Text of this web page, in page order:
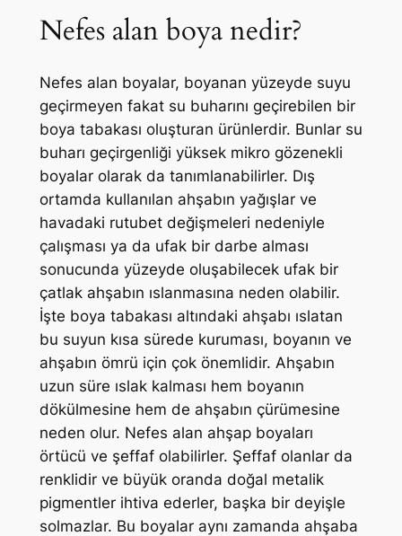
Nefes alan boya nedir?
Nefes alan boyalar, boyanan yüzeyde suyu
geçirmeyen fakat su buharını geçirebilen bir
boya tabakası oluşturan ürünlerdir. Bunlar su
buharı geçirgenliği yüksek mikro gözenekli
boyalar olarak da tanımlanabilirler. Dış
ortamda kullanılan ahşabın yağışlar ve
havadaki rutubet değişmeleri nedeniyle
çalışması ya da ufak bir darbe alması
sonucunda yüzeyde oluşabilecek ufak bir
çatlak ahşabın ıslanmasına neden olabilir.
İşte boya tabakası altındaki ahşabı ıslatan
bu suyun kısa sürede kuruması, boyanın ve
ahşabın ömrü için çok önemlidir. Ahşabın
uzun süre ıslak kalması hem boyanın
dökülmesine hem de ahşabın çürümesine
neden olur. Nefes alan ahşap boyaları
örtücü ve şeffaf olabilirler. Şeffaf olanlar da
renklidir ve büyük oranda doğal metalik
pigmentler ihtiva ederler, başka bir deyişle
solmazlar. Bu boyalar aynı zamanda ahşaba